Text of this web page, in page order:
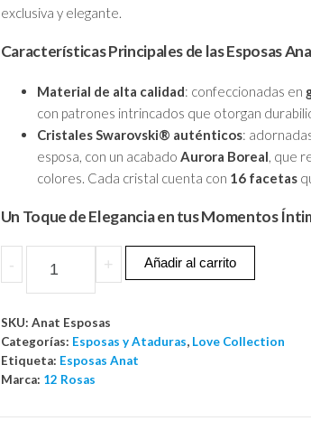
exclusiva y elegante.
Características Principales de las Esposas
Material de alta calidad: confeccionadas en
con patrones intrincados que otorgan
Cristales Swarovski® auténticos:
esposa, con un acabado Aurora Boreal, que
colores. Cada cristal cuenta con 16 facetas
Un Toque de Elegancia en tus Momentos
-
Anat
cantidad
+ Añadir al carrito
SKU: Anat Esposas
Categorías: Esposas y Ataduras, Love Collection
Etiqueta: Esposas Anat
Marca: 12 Rosas